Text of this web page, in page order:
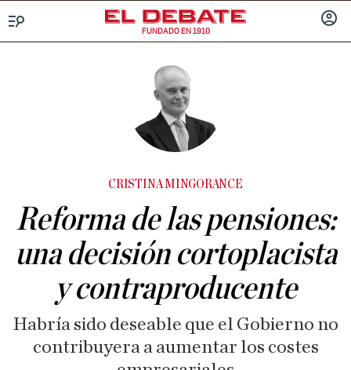
FUNDADO EN 1910
CRISTINA MINGORANCE
Reforma de las pensiones:
una decisión cortoplacista
y contraproducente
Habría sido deseable que el Gobierno no
contribuyera a aumentar los costes